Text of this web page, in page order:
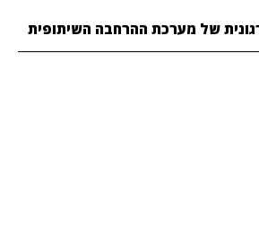
של מערכת ההרחבה השיתופית